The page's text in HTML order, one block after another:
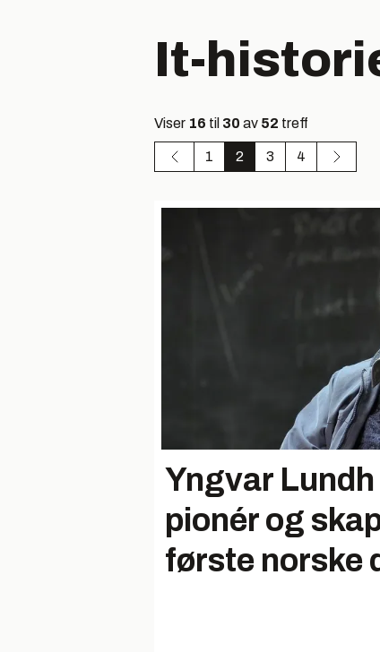
It-
Viser 16 til 30 av 52 treff
1 2 3 4
Yngvar
pionér og
første norske